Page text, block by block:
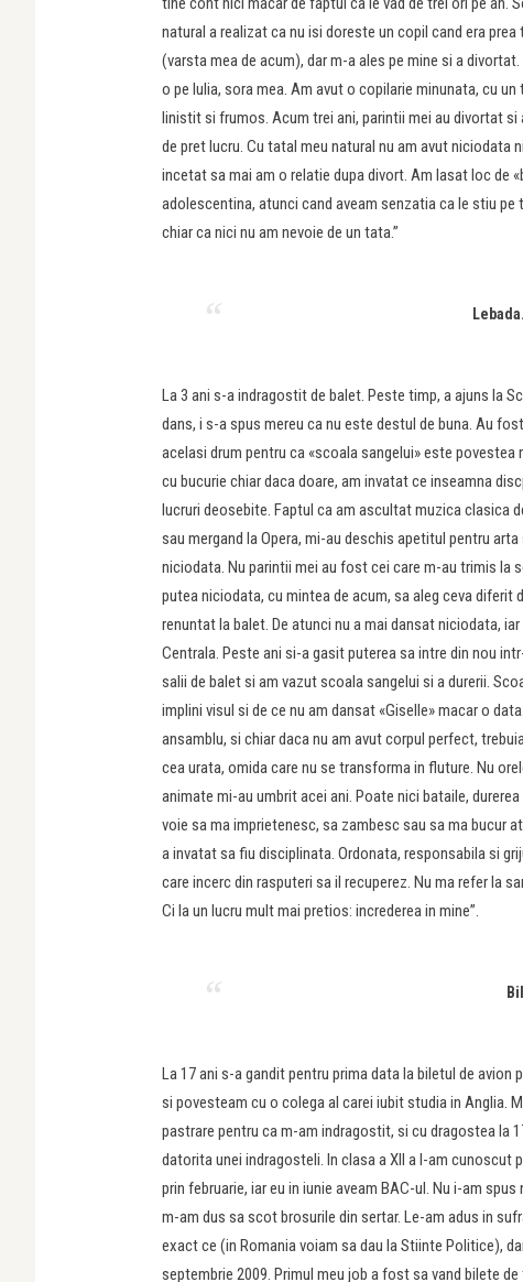
natural a realizat ca nu isi doreste un copil cand era
(varsta mea de acum), dar m-a ales pe mine si a
o pe Iulia, sora mea. Am avut o copilarie minunata, cu
linistit si frumos. Acum trei ani, parintii mei au divortat
de pret lucru. Cu tatal meu natural nu am avut
incetat sa mai am o relatie dupa divort. Am lasat loc de
adolescentina, atunci cand aveam senzatia ca le stiu
chiar ca nici nu am nevoie de un tata.”
La 3 ani s-a indragostit de balet. Peste timp, a ajuns la
dans, i s-a spus mereu ca nu este destul de buna. Au
acelasi drum pentru ca «scoala sangelui» este
cu bucurie chiar daca doare, am invatat ce inseamna
lucruri deosebite. Faptul ca am ascultat muzica clasica
sau mergand la Opera, mi-au deschis apetitul pentru
niciodata. Nu parintii mei au fost cei care m-au trimis la
putea niciodata, cu mintea de acum, sa aleg ceva diferit
renuntat la balet. De atunci nu a mai dansat niciodata,
Centrala. Peste ani si-a gasit puterea sa intre din nou
salii de balet si am vazut scoala sangelui si a durerii.
implini visul si de ce nu am dansat «Giselle» macar o
ansamblu, si chiar daca nu am avut corpul perfect,
cea urata, omida care nu se transforma in fluture. Nu
animate mi-au umbrit acei ani. Poate nici bataile,
voie sa ma imprietenesc, sa zambesc sau sa ma bucur
a invatat sa fiu disciplinata. Ordonata, responsabila si
care incerc din rasputeri sa il recuperez. Nu ma refer la
Ci la un lucru mult mai pretios: increderea in mine”.
La 17 ani s-a gandit pentru prima data la biletul de avion
si povesteam cu o colega al carei iubit studia in Anglia.
pastrare pentru ca m-am indragostit, si cu dragostea la
datorita unei indragosteli. In clasa a XII a l-am cunoscut
prin februarie, iar eu in iunie aveam BAC-ul. Nu i-am
m-am dus sa scot brosurile din sertar. Le-am adus in
exact ce (in Romania voiam sa dau la Stiinte Politice),
septembrie 2009. Primul meu job a fost sa vand bilete